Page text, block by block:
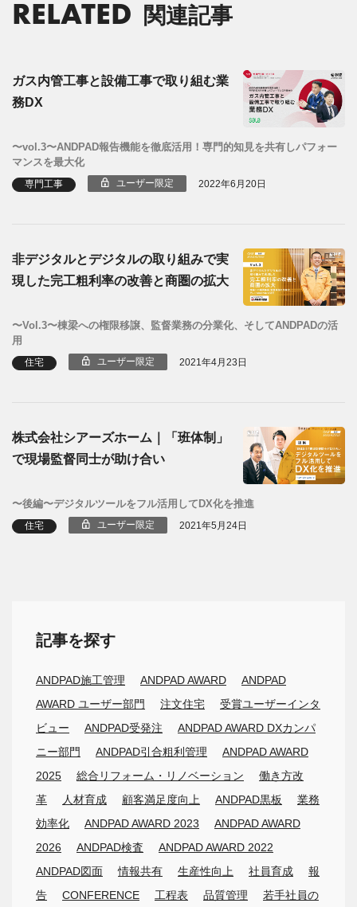
RELATED 関連記事
ガス内管工事と設備工事で取り組む業
務DX
〜vol.3〜ANDPAD報告機能を徹底活用！専門的知見を共有しパフォー
マンスを最大化
専門工事 ユーザー限定 2022年6月20日
非デジタルとデジタルの取り組みで実
現した完工粗利率の改善と商圏の拡大
〜Vol.3〜棟梁への権限移譲、監督業務の分業化、そしてANDPADの活
用
住宅 ユーザー限定 2021年4月23日
株式会社シアーズホーム｜「班体制」
で現場監督同士が助け合い
〜後編〜デジタルツールをフル活用してDX化を推進
住宅 ユーザー限定 2021年5月24日
記事を探す
ANDPAD施工管理 ANDPAD AWARD
ANDPAD
AWARD ユーザー部門
注文住宅
受賞ユーザーインタ
ビュー
ANDPAD受発注
ANDPAD AWARD DXカンパ
ニー部門
ANDPAD引合粗利管理
ANDPAD AWARD
2025
総合リフォーム・リノベーション
働き方改
革
人材育成 顧客満足度向上 ANDPAD黒板
業務
効率化
ANDPAD AWARD 2023
ANDPAD AWARD
2026
ANDPAD検査
ANDPAD AWARD 2022
ANDPAD図面
情報共有 生産性向上 社員育成
報
告
CONFERENCE 工程表 品質管理 若手社員の